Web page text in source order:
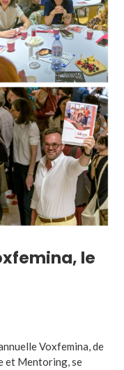
le
Voxfemina, de
et Mentoring, se